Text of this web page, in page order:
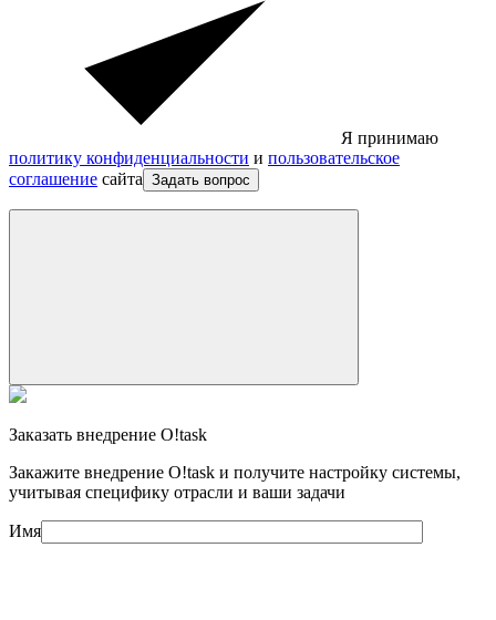
Я принимаю
политику конфиденциальности и пользовательское
соглашение сайта Задать вопрос
Заказать внедрение O!task
Закажите внедрение O!task и получите настройку системы,
учитывая специфику отрасли и ваши задачи
Имя